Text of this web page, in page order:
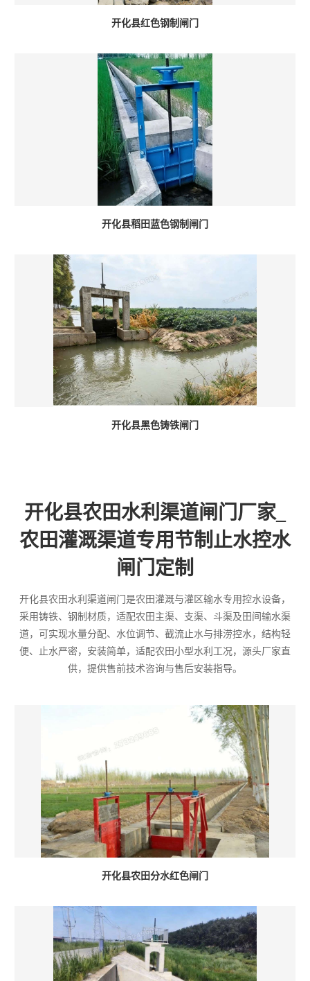
开化县红色钢制闸门
开化县稻田蓝色钢制闸门
开化县黑色铸铁闸门
开化县农田水利渠道闸门厂家_
农田灌溉渠道专用节制止水控水
闸门定制
开化县农田水利渠道闸门是农田灌溉与灌区输水专用控水设备，
采用铸铁、钢制材质，适配农田主渠、支渠、斗渠及田间输水渠
道，可实现水量分配、水位调节、截流止水与排涝控水，结构轻
便、止水严密，安装简单，适配农田小型水利工况，源头厂家直
供，提供售前技术咨询与售后安装指导。
开化县农田分水红色闸门